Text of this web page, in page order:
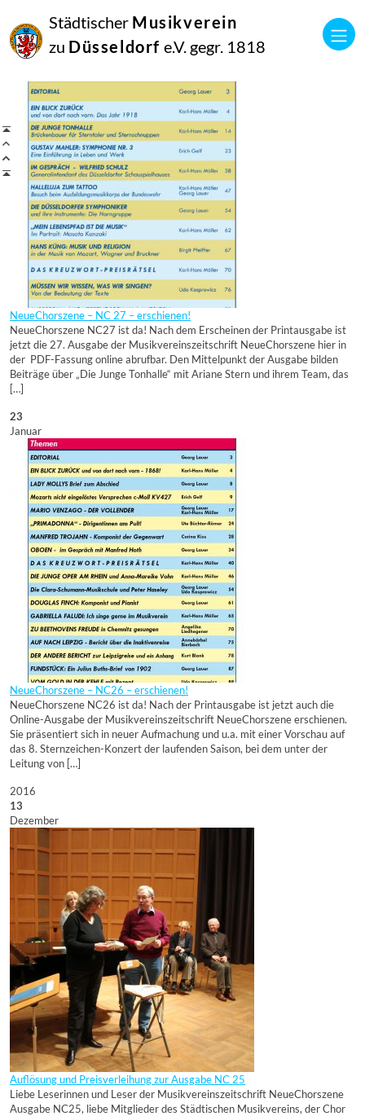
Städtischer Musikverein
zu Düsseldorf e.V. gegr. 1818
2017
21
September
NeueChorszene – NC 27 – erschienen!
NeueChorszene NC27 ist da! Nach dem Erscheinen der Printausgabe ist
jetzt die 27. Ausgabe der Musikvereinszeitschrift NeueChorszene hier in
der PDF-Fassung online abrufbar. Den Mittelpunkt der Ausgabe bilden
Beiträge über „Die Junge Tonhalle“ mit Ariane Stern und ihrem Team, das
[…]
23
Januar
NeueChorszene – NC26 – erschienen!
NeueChorszene NC26 ist da! Nach der Printausgabe ist jetzt auch die
Online-Ausgabe der Musikvereinszeitschrift NeueChorszene erschienen.
Sie präsentiert sich in neuer Aufmachung und u.a. mit einer Vorschau auf
das 8. Sternzeichen-Konzert der laufenden Saison, bei dem unter der
Leitung von […]
2016
13
Dezember
Auflösung und Preisverleihung zur Ausgabe NC 25
Liebe Leserinnen und Leser der Musikvereinszeitschrift NeueChorszene 
Ausgabe NC25, liebe Mitglieder des Städtischen Musikvereins, der Chor
Juni
April